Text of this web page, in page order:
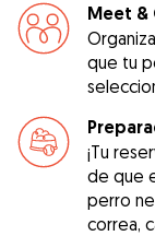
Meet &
que tu
¡Tu
de que
perro
correa,